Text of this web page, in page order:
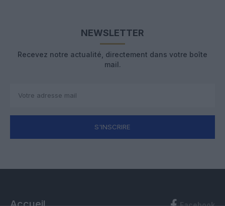
NEWSLETTER
Recevez notre actualité, directement dans votre boîte
mail.
S'INSCRIRE